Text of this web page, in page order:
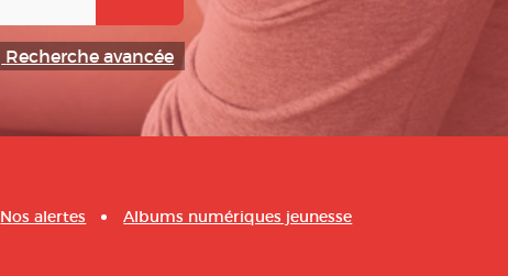
Recherche avancée
Nos alertes
Albums numériques jeunesse